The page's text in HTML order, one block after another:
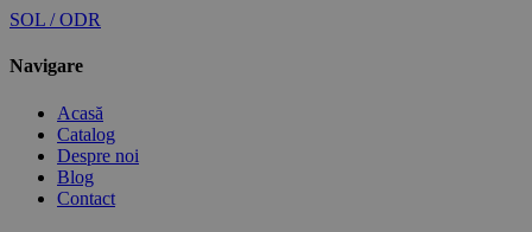
SOL / ODR
Navigare
Acasă
Catalog
Despre noi
Blog
Contact